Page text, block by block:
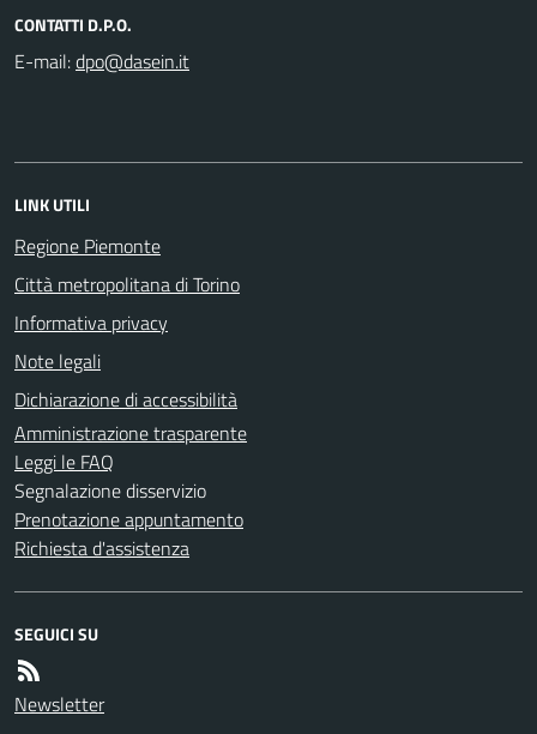
CONTATTI D.P.O.
E-mail:
LINK UTILI
Regione Piemonte
Città metropolitana di Torino
Informativa privacy
Note legali
Dichiarazione di accessibilità
Amministrazione trasparente
Leggi le FAQ
Segnalazione disservizio
Prenotazione appuntamento
Richiesta d'assistenza
SEGUICI SU
Newsletter